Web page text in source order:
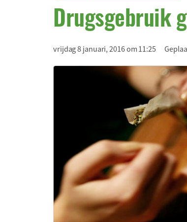
Drugsgebruik
vrijdag 8 januari, 2016 om 11:25